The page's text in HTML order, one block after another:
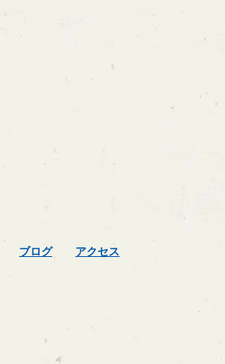
ブログ アクセス